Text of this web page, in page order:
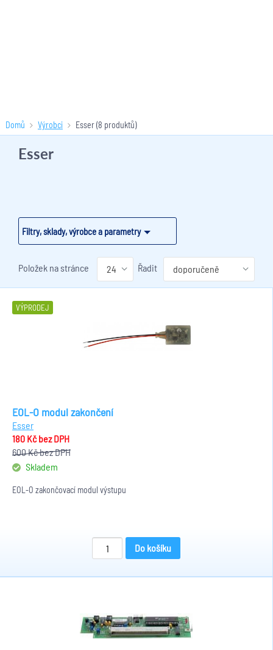
Domů Výrobci Esser(8 produktů)
Filtry, sklady, výrobce a parametry
Esser
Položek na stránce Řadit
VÝPRODEJ
EOL-O modul zakončení
Esser
180 Kčbez DPH
600 Kčbez DPH
Skladem
EOL-O zakončovací modul výstupu
Do košíku